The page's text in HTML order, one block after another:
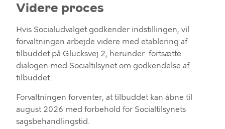
Videre proces
Hvis Socialudvalget godkender indstillingen, vil
forvaltningen arbejde videre med etablering af
tilbuddet på Glucksvej 2, herunder fortsætte
dialogen med Socialtilsynet om godkendelse af
tilbuddet.
Forvaltningen forventer, at tilbuddet kan åbne til
august 2026 med forbehold for Socialtilsynets
sagsbehandlingstid.